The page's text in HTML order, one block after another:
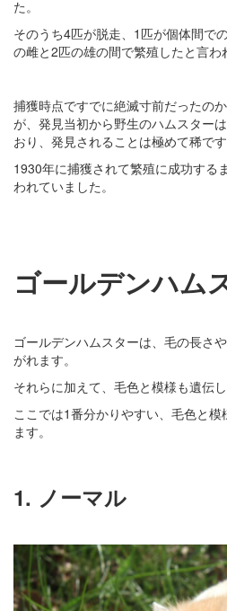
た。
そのうち4匹が脱走、1匹が個体間で
の雌と2匹の雄の間で繁殖したと言わ
捕獲時点ですでに絶滅寸前だったの
が、発見当初から野生のハムスター
おり、発見されることは極めて稀です
1930年に捕獲されて繁殖に成功する
われていました。
ゴールデンハム
ゴールデンハムスターは、毛の長さ
がれます。
それらに加えて、毛色と模様も遺伝し
ここでは1番分かりやすい、毛色と
ます。
1. ノーマル